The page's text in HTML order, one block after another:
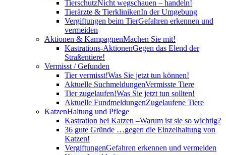
TierschutzNicht wegschauen – handeln!
Tierärzte & TierklinikenIn der Umgebung
Vergiftungen beim TierGefahren erkennen und
vermeiden
Aktionen & KampagnenMachen Sie mit!
Kastrations-AktionenGegen das Elend der
Straßentiere!
Vermisst / Gefunden
Tier vermisst!Was Sie jetzt tun können!
Aktuelle SuchmeldungenVermisste Tiere
Tier zugelaufen!Was Sie jetzt tun sollten!
Aktuelle FundmeldungenZugelaufene Tiere
KatzenHaltung und Pflege
Kastration bei Katzen –Warum ist sie so wichtig?
36 gute Gründe …gegen die Einzelhaltung von
Katzen!
VergiftungenGefahren erkennen und vermeiden